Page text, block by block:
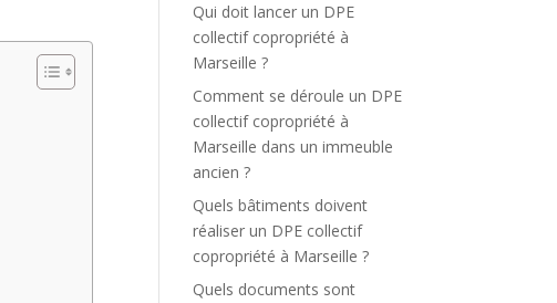
Qui doit lancer un DPE
collectif copropriété à
Marseille ?
Comment se déroule un DPE
collectif copropriété à
Marseille dans un immeuble
ancien ?
Quels bâtiments doivent
réaliser un DPE collectif
copropriété à Marseille ?
Quels documents sont